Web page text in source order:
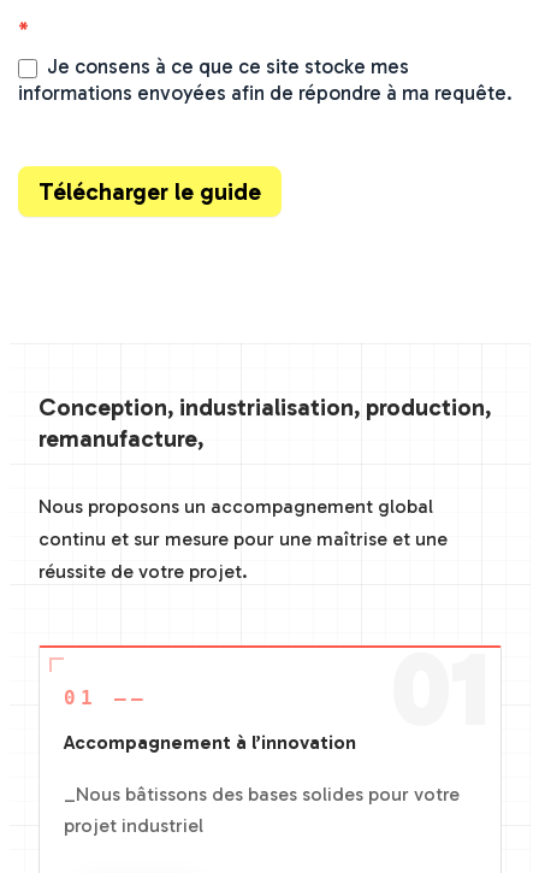
*
Je consens à ce que ce site stocke mes
informations envoyées afin de répondre à ma requête.
Télécharger le guide
Conception, industrialisation, production,
remanufacture,
Nous proposons un accompagnement global
continu et sur mesure pour une maîtrise et une
réussite de votre projet.
01
01 ——
Accompagnement à l’innovation
_Nous bâtissons des bases solides pour votre
projet industriel